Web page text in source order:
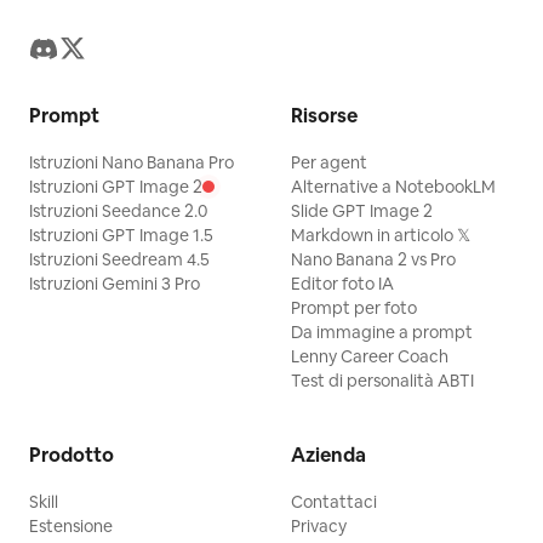
aperto; 12 creatura simile a una rana blu
gialli; 13 piccola rana verde su una roccia
drago rossa all'estrema sinistra in primo
piano con baffi e una bocca larga; 15
piccola lucertola verde con un lungo
collo in basso a sinistra; 16 salamandra
rotonda marrone in basso a sinistra-
centro; 17 rospo rotondo grigio accanto
ad essa; 18 geco giallo maculato seduto
simile a una foca bianca con orecchie
uccello in miniatura simile a un pinguino
Prompt
Istruzioni Nano Banana Pro
Istruzioni GPT Image 2
Istruzioni Seedance 2.0
Istruzioni GPT Image 1.5
Istruzioni Seedream 4.5
Istruzioni Gemini 3 Pro
Risorse
Per agent
Alternative a NotebookLM
Slide GPT Image 2
Markdown in articolo 𝕏
Nano Banana 2 vs Pro
Editor foto IA
Prompt per foto
Da immagine a prompt
Lenny Career Coach
Test di personalità ABTI
Prodotto
Skill
Estensione
Azienda
Contattaci
Privacy